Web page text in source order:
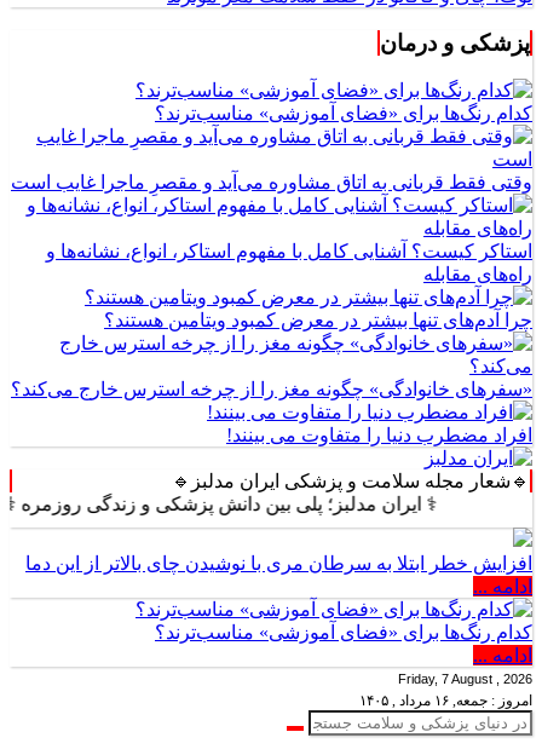
پزشکی و درمان
کدام رنگ‌ها برای «فضای آموزشی» مناسب‌ترند؟
وقتی فقط قربانی به اتاق مشاوره می‌آید و مقصرِ ماجرا غایب است
استاکر کیست؟ آشنایی کامل با مفهوم استاکر، انواع، نشانه‌ها و
راه‌های مقابله
چرا آدم‌های تنها بیشتر در معرض کمبود ویتامین هستند؟
«سفرهای خانوادگی» چگونه مغز را از چرخه استرس خارج می‌کند؟
افراد مضطرب دنیا را متفاوت می بینند!
🔹شعار مجله سلامت و پزشکی ایران مدلبز🔹
⚕️ ایران مدلبز؛ پلی بین دانش پزشکی و زندگی روزمره ⚕️
افزایش خطر ابتلا به سرطان مری با نوشیدن چای بالاتر از این دما
ادامه ...
کدام رنگ‌ها برای «فضای آموزشی» مناسب‌ترند؟
ادامه ...
Friday, 7 August , 2026
امروز : جمعه, ۱۶ مرداد , ۱۴۰۵